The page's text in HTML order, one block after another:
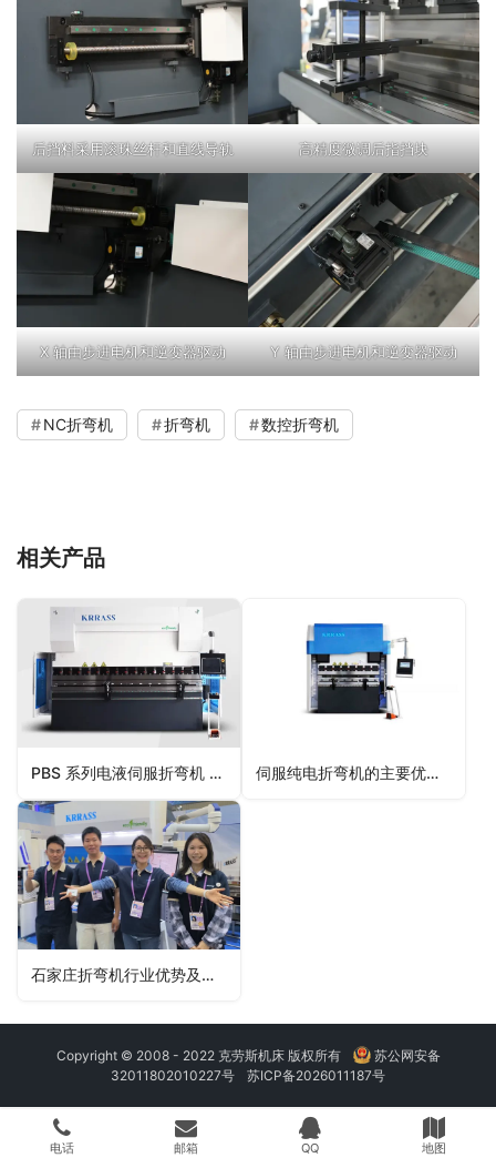
后挡料采用滚珠丝杆和直线导轨 高精度微调后指挡块
X 轴由步进电机和逆变器驱动 Y 轴由步进电机和逆变器驱动
NC折弯机 折弯机 数控折弯机
相关产品
PBS 系列电液伺服折弯机 DELEM DA69S 伺服纯电折弯机的主要优点和优势
石家庄折弯机行业优势及优先选择KRRASS克劳斯智能折弯机的原因
Copyright © 2008 - 2022 克劳斯机床 版权所有
苏公网安备
32011802010227号
苏ICP备2026011187号
电话 邮箱 QQ 地图